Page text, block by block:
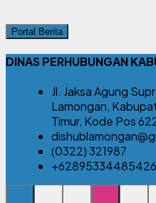
Portal Berita
DINAS PERHUBUNGAN
Jl. Jaksa Agung
Lamongan,
Timur, Kode Pos
(0322) 321987
+62895334485426